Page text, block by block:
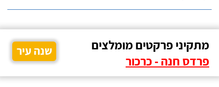
מתקיני פרקטים מומלצים
פרדס חנה - כרכור
שנה עיר